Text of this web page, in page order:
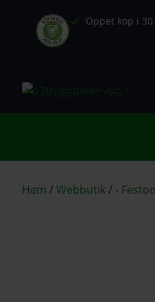
Öppet köp i
Hem /Webbutik/ -